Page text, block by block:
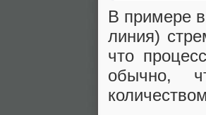
В примере
линия)
что
обычно,